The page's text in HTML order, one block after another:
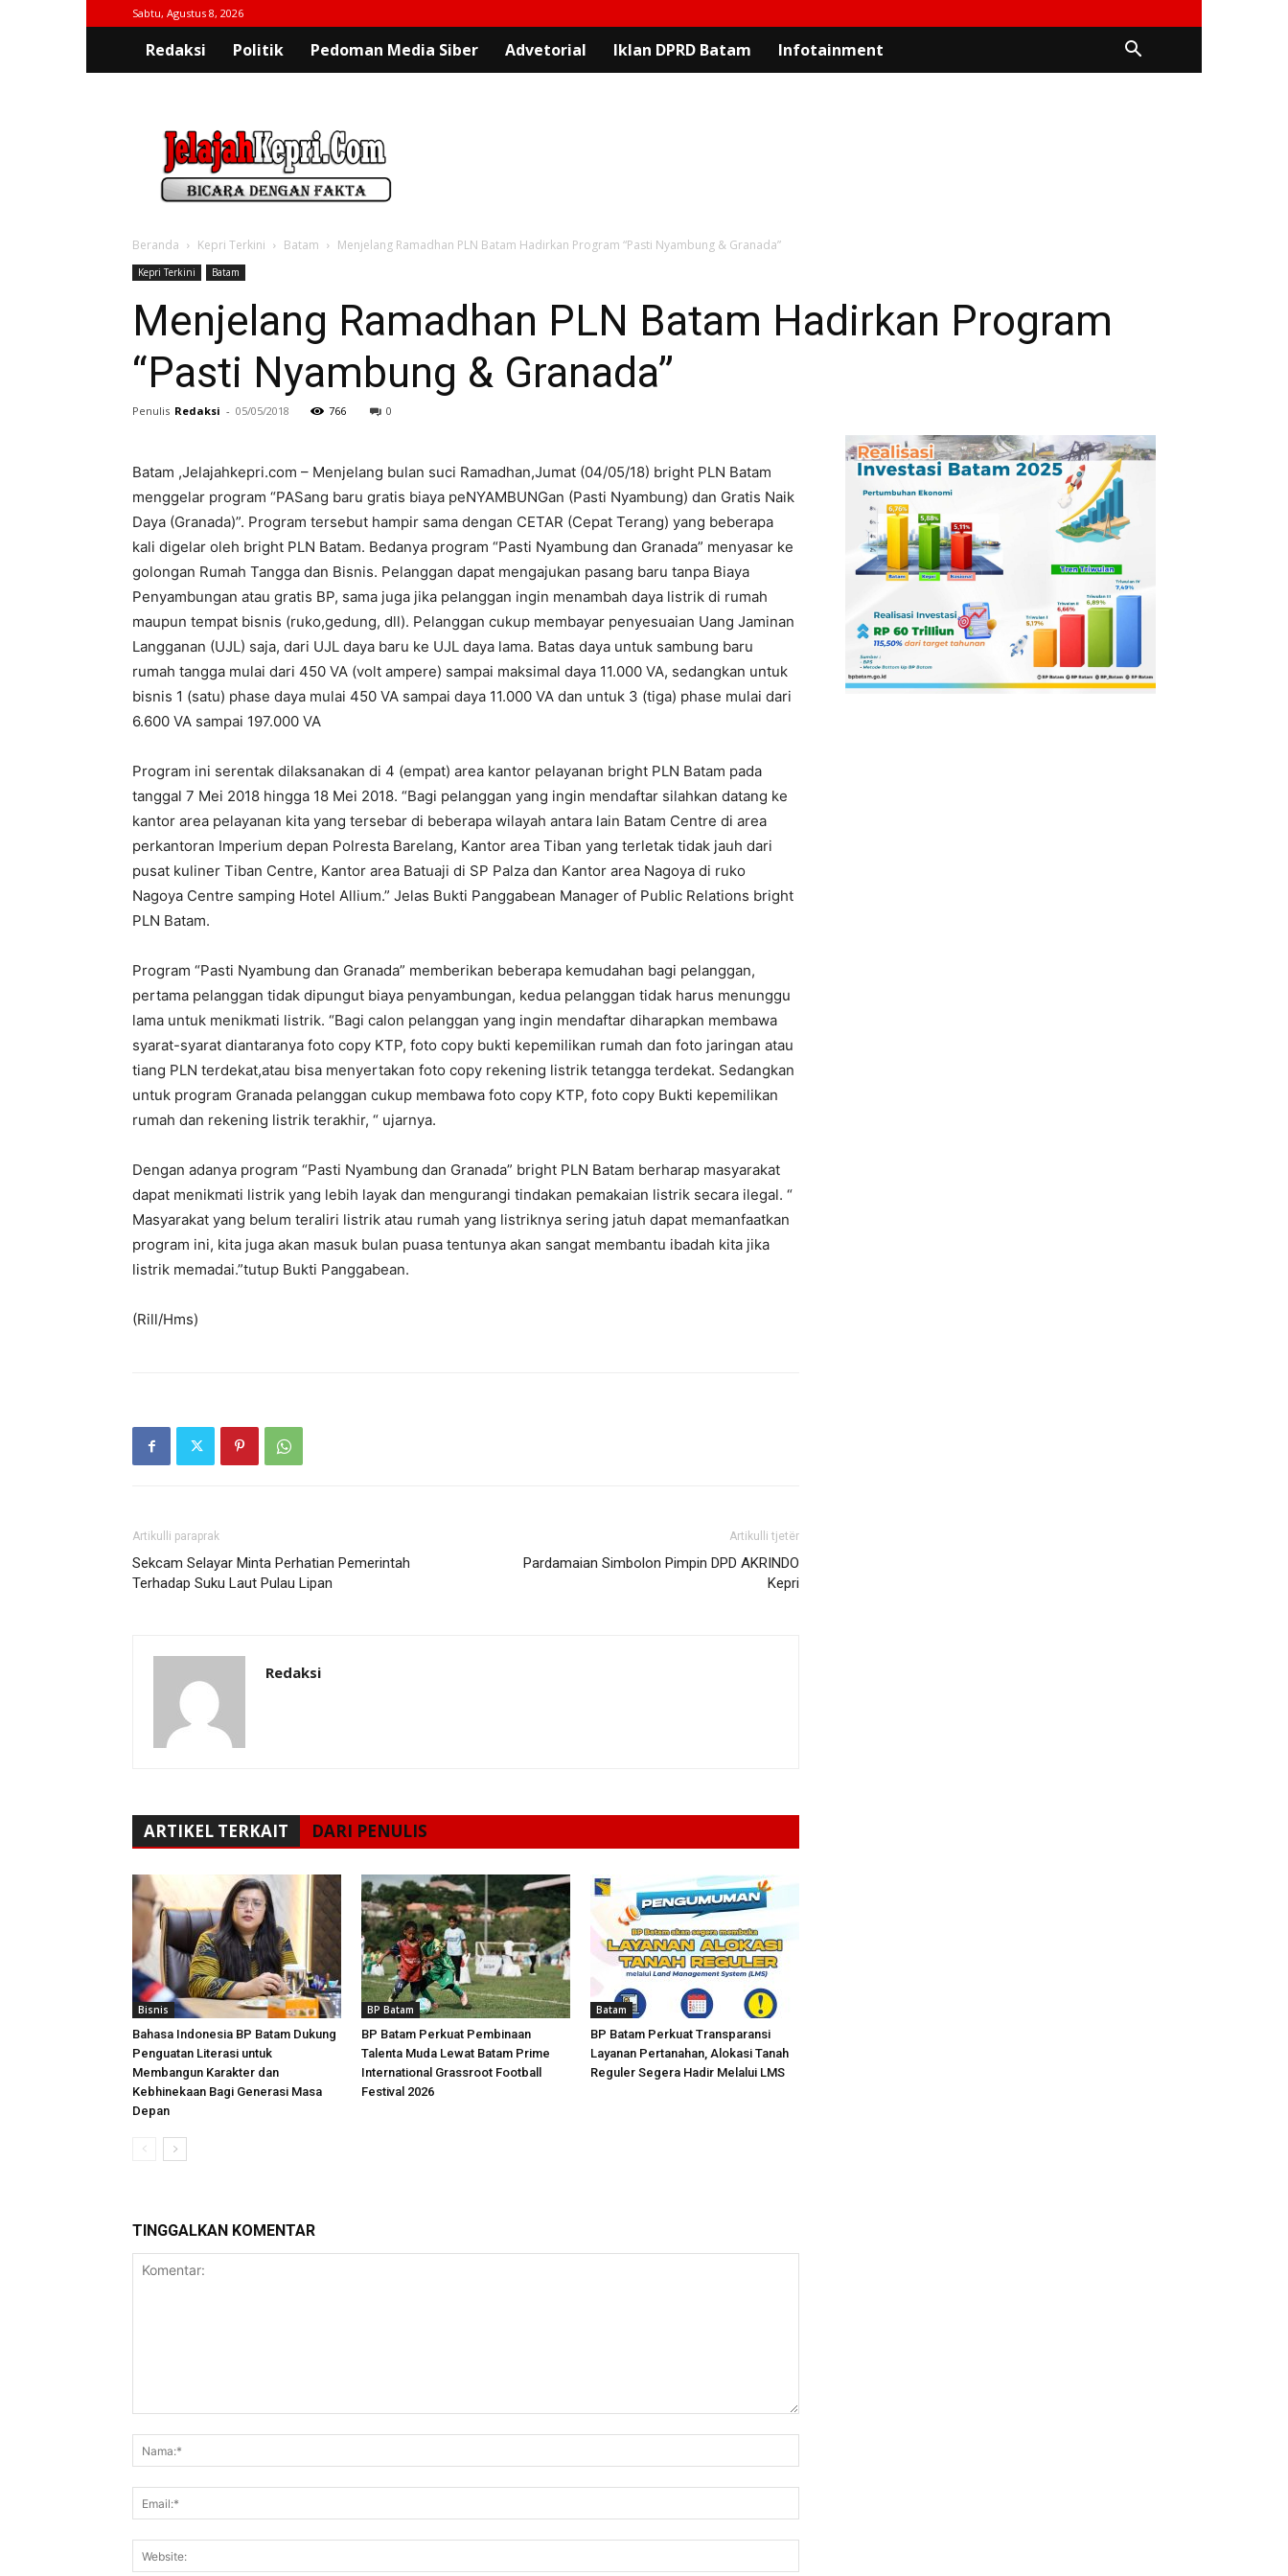
Sabtu, Agustus 8, 2026
Redaksi Politik Pedoman Media Siber Advetorial Iklan DPRD Batam Infotainment
Beranda Kepri Terkini Batam Menjelang Ramadhan PLN Batam Hadirkan Program “Pasti Nyambung & Granada”
Kepri Terkini Batam
Menjelang Ramadhan PLN Batam Hadirkan Program
“Pasti Nyambung & Granada”
Penulis Redaksi - 05/05/2018 766 0
Batam ,Jelajahkepri.com – Menjelang bulan suci Ramadhan,Jumat (04/05/18) bright PLN Batam
menggelar program “PASang baru gratis biaya peNYAMBUNGan (Pasti Nyambung) dan Gratis Naik
Daya (Granada)”. Program tersebut hampir sama dengan CETAR (Cepat Terang) yang beberapa
kali digelar oleh bright PLN Batam. Bedanya program “Pasti Nyambung dan Granada” menyasar ke
golongan Rumah Tangga dan Bisnis. Pelanggan dapat mengajukan pasang baru tanpa Biaya
Penyambungan atau gratis BP, sama juga jika pelanggan ingin menambah daya listrik di rumah
maupun tempat bisnis (ruko,gedung, dll). Pelanggan cukup membayar penyesuaian Uang Jaminan
Langganan (UJL) saja, dari UJL daya baru ke UJL daya lama. Batas daya untuk sambung baru
rumah tangga mulai dari 450 VA (volt ampere) sampai maksimal daya 11.000 VA, sedangkan untuk
bisnis 1 (satu) phase daya mulai 450 VA sampai daya 11.000 VA dan untuk 3 (tiga) phase mulai dari
6.600 VA sampai 197.000 VA
Program ini serentak dilaksanakan di 4 (empat) area kantor pelayanan bright PLN Batam pada
tanggal 7 Mei 2018 hingga 18 Mei 2018. “Bagi pelanggan yang ingin mendaftar silahkan datang ke
kantor area pelayanan kita yang tersebar di beberapa wilayah antara lain Batam Centre di area
perkantoran Imperium depan Polresta Barelang, Kantor area Tiban yang terletak tidak jauh dari
pusat kuliner Tiban Centre, Kantor area Batuaji di SP Palza dan Kantor area Nagoya di ruko
Nagoya Centre samping Hotel Allium.” Jelas Bukti Panggabean Manager of Public Relations bright
PLN Batam.
Program “Pasti Nyambung dan Granada” memberikan beberapa kemudahan bagi pelanggan,
pertama pelanggan tidak dipungut biaya penyambungan, kedua pelanggan tidak harus menunggu
lama untuk menikmati listrik. “Bagi calon pelanggan yang ingin mendaftar diharapkan membawa
syarat-syarat diantaranya foto copy KTP, foto copy bukti kepemilikan rumah dan foto jaringan atau
tiang PLN terdekat,atau bisa menyertakan foto copy rekening listrik tetangga terdekat. Sedangkan
untuk program Granada pelanggan cukup membawa foto copy KTP, foto copy Bukti kepemilikan
rumah dan rekening listrik terakhir, “ ujarnya.
Dengan adanya program “Pasti Nyambung dan Granada” bright PLN Batam berharap masyarakat
dapat menikmati listrik yang lebih layak dan mengurangi tindakan pemakaian listrik secara ilegal. “
Masyarakat yang belum teraliri listrik atau rumah yang listriknya sering jatuh dapat memanfaatkan
program ini, kita juga akan masuk bulan puasa tentunya akan sangat membantu ibadah kita jika
listrik memadai.”tutup Bukti Panggabean.
(Rill/Hms)
Artikulli paraprak
Sekcam Selayar Minta Perhatian Pemerintah
Terhadap Suku Laut Pulau Lipan
Artikulli tjetër
Pardamaian Simbolon Pimpin DPD AKRINDO
Kepri
Redaksi
ARTIKEL TERKAIT DARI PENULIS
Bisnis
Bahasa Indonesia BP Batam Dukung
Penguatan Literasi untuk
Membangun Karakter dan
Kebhinekaan Bagi Generasi Masa
Depan
BP Batam
BP Batam Perkuat Pembinaan
Talenta Muda Lewat Batam Prime
International Grassroot Football
Festival 2026
Batam
BP Batam Perkuat Transparansi
Layanan Pertanahan, Alokasi Tanah
Reguler Segera Hadir Melalui LMS
TINGGALKAN KOMENTAR